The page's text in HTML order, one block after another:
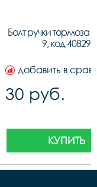
Болт ручки тормоза
9, код 40829
добавить в
30 руб.
КУПИТЬ